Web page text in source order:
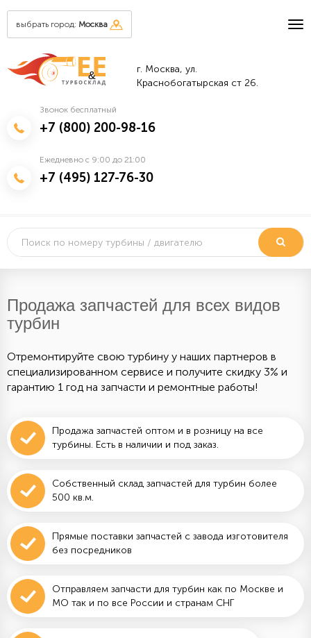
выбрать город: Москва
&
г. Москва, ул.
Краснобогатырская ст 26.
Звонок бесплатный
+7 (800) 200-98-16
Ежедневно с 9:00 до 21:00
+7 (495) 127-76-30
Продажа запчастей для всех видов
турбин
Отремонтируйте свою турбину у наших партнеров в
специализированном сервисе и получите скидку 3% и
гарантию 1 год на запчасти и ремонтные работы!
Продажа запчастей оптом и в розницу на все
турбины. Есть в наличии и под заказ.
Собственный склад запчастей для турбин более
500 кв.м.
Прямые поставки запчастей с завода изготовителя
без посредников
Отправляем запчасти для турбин как по Москве и
МО так и по все России и странам СНГ